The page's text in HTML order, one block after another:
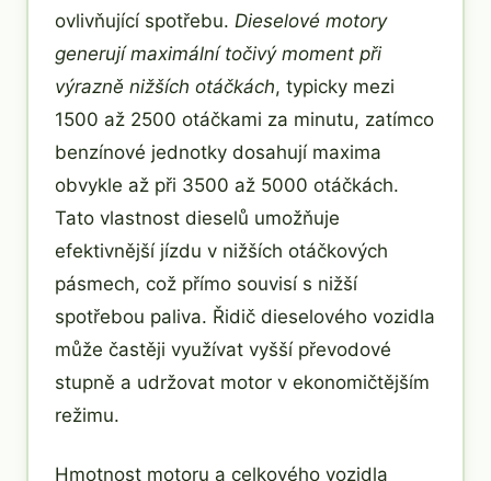
ovlivňující spotřebu. Dieselové motory
generují maximální točivý moment při
výrazně nižších otáčkách, typicky mezi
1500 až 2500 otáčkami za minutu, zatímco
benzínové jednotky dosahují maxima
obvykle až při 3500 až 5000 otáčkách.
Tato vlastnost dieselů umožňuje
efektivnější jízdu v nižších otáčkových
pásmech, což přímo souvisí s nižší
spotřebou paliva. Řidič dieselového vozidla
může častěji využívat vyšší převodové
stupně a udržovat motor v ekonomičtějším
režimu.
Hmotnost motoru a celkového vozidla